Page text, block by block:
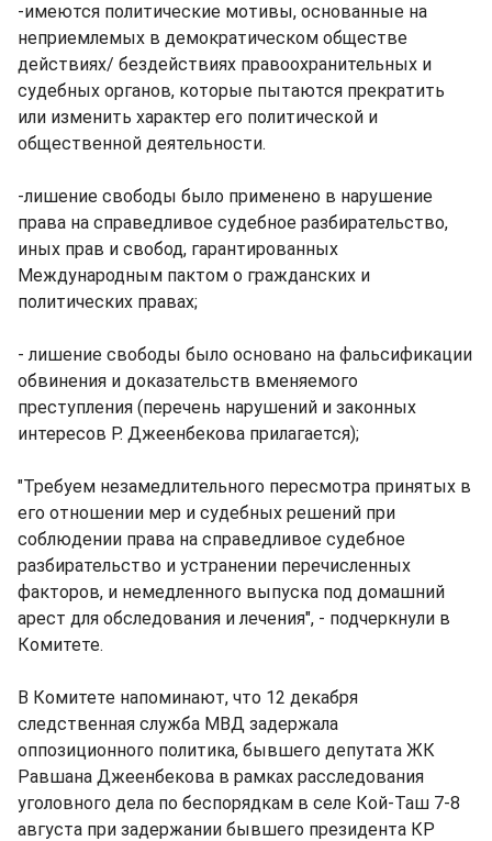
-имеются политические мотивы, основанные на
неприемлемых в демократическом обществе
действиях/ бездействиях правоохранительных и
судебных органов, которые пытаются прекратить
или изменить характер его политической и
общественной деятельности.
-лишение свободы было применено в нарушение
права на справедливое судебное разбирательство,
иных прав и свобод, гарантированных
Международным пактом о гражданских и
политических правах;
- лишение свободы было основано на фальсификации
обвинения и доказательств вменяемого
преступления (перечень нарушений и законных
интересов Р. Джеенбекова прилагается);
"Требуем незамедлительного пересмотра принятых в
его отношении мер и судебных решений при
соблюдении права на справедливое судебное
разбирательство и устранении перечисленных
факторов, и немедленного выпуска под домашний
арест для обследования и лечения", - подчеркнули в
Комитете.
В Комитете напоминают, что 12 декабря
следственная служба МВД задержала
оппозиционного политика, бывшего депутата ЖК
Равшана Джеенбекова в рамках расследования
уголовного дела по беспорядкам в селе Кой-Таш 7-8
августа при задержании бывшего президента КР